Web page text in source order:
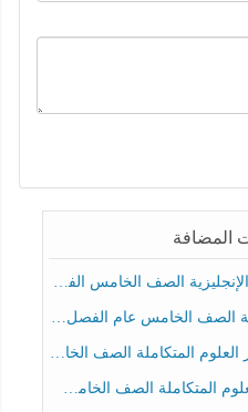
المضافة
عام الفصل الدراسي الثالث 2025-2026
الصف الخامس عام الفصل الثالث
الصف الخامس انسبير الفصل الثالث